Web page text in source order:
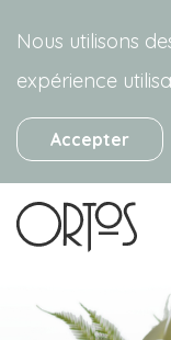
Nous utilisons
expérience
Accepter